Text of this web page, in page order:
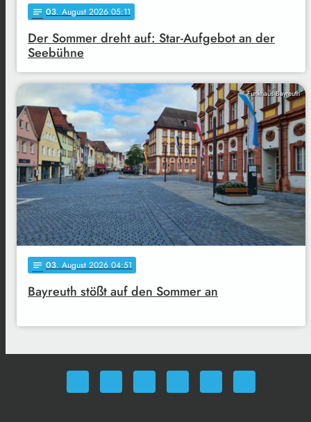
notes 03. August 2026 05:11
Der Sommer dreht auf: Star-Aufgebot an der
Seebühne
Funkhaus Bayreuth
notes 03. August 2026 04:51
Bayreuth stößt auf den Sommer an